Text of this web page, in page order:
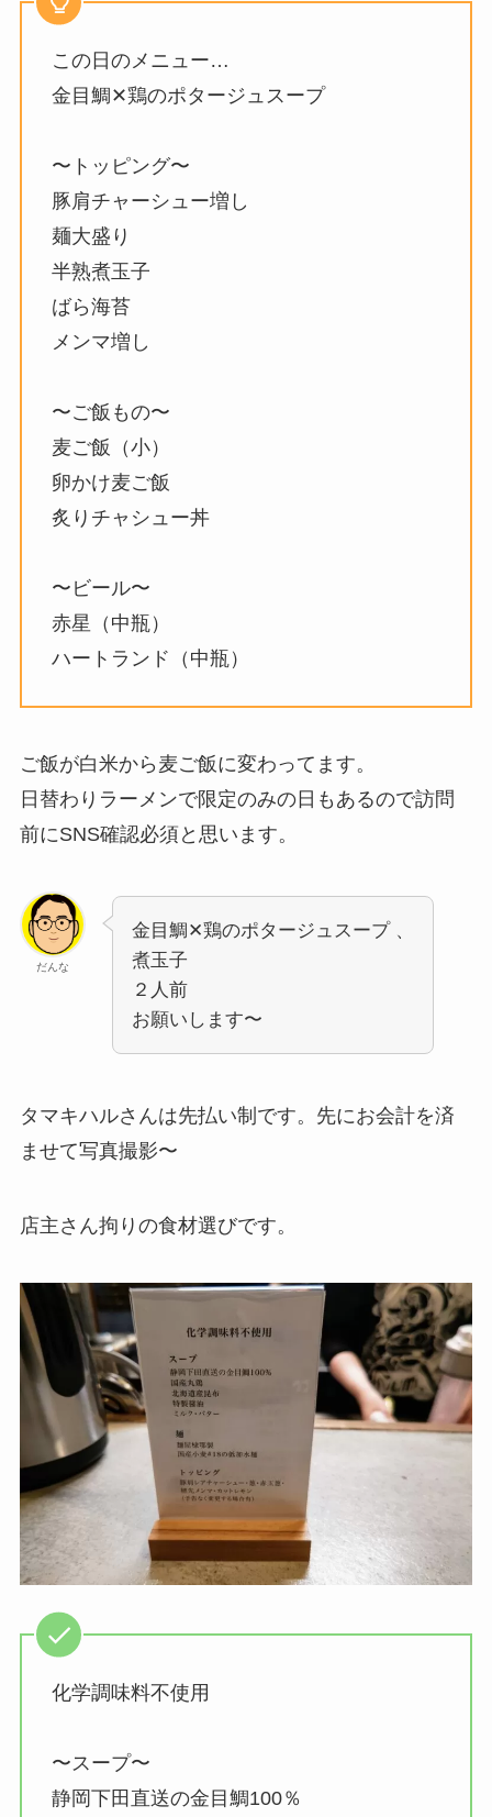
この日のメニュー…
金目鯛✕鶏のポタージュスープ
〜トッピング〜
豚肩チャーシュー増し
麺大盛り
半熟煮玉子
ばら海苔
メンマ増し
〜ご飯もの〜
麦ご飯（小）
卵かけ麦ご飯
炙りチャシュー丼
〜ビール〜
赤星（中瓶）
ハートランド（中瓶）
ご飯が白米から麦ご飯に変わってます。
日替わりラーメンで限定のみの日もあるので訪問
前にSNS確認必須と思います。
だんな
金目鯛✕鶏のポタージュスープ 、
煮玉子
２人前
お願いします〜
タマキハルさんは先払い制です。先にお会計を済
ませて写真撮影〜
店主さん拘りの食材選びです。
化学調味料不使用
〜スープ〜
静岡下田直送の金目鯛100％